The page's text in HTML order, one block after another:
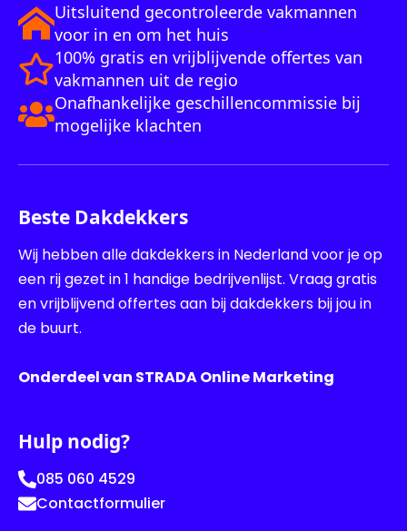
Uitsluitend gecontroleerde vakmannen
voor in en om het huis
100% gratis en vrijblijvende offertes van
vakmannen uit de regio
Onafhankelijke geschillencommissie bij
mogelijke klachten
Beste Dakdekkers
Wij hebben alle dakdekkers in Nederland voor je op
een rij gezet in 1 handige bedrijvenlijst. Vraag gratis
en vrijblijvend offertes aan bij dakdekkers bij jou in
de buurt.
Onderdeel van STRADA Online Marketing
Hulp nodig?
085 060 4529
Contactformulier